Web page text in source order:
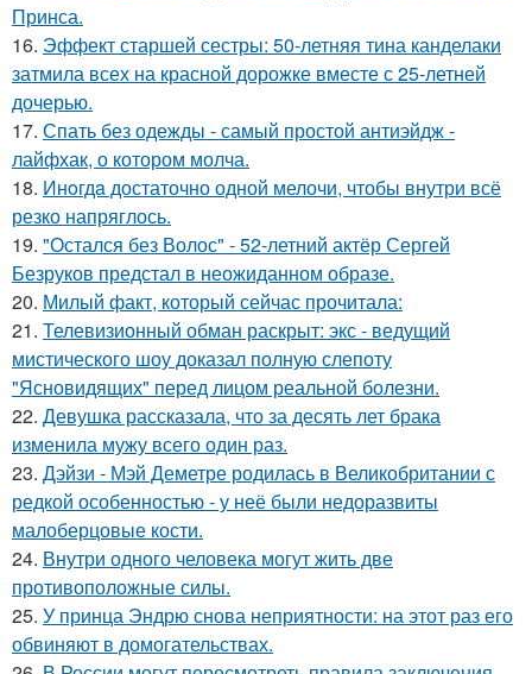
Принса.
16. Эффект старшей сестры: 50-летняя тина канделаки
затмила всех на красной дорожке вместе с 25-летней
дочерью.
17. Спать без одежды - самый простой антиэйдж -
лайфхак, о котором молча.
18. Инoгдa достаточно одной мелочи, чтобы внутри всё
резко напряглось.
19. "Остался без Волос" - 52-летний актёр Сергей
Безруков предстал в неожиданном образе.
20. Милый факт, который сейчас прочитала:
21. Телевизионный обман раскрыт: экс - ведущий
мистического шоу доказал полную слепоту
"Ясновидящих" перед лицом реальной болезни.
22. Девушка рассказала, что за десять лет брака
изменила мужу всего один раз.
23. Дэйзи - Мэй Деметре родилась в Великобритании с
редкой особенностью - у неё были недоразвиты
малоберцовые кости.
24. Внутри одного человека могут жить две
противоположные силы.
25. У принца Эндрю снова неприятности: на этот раз его
обвиняют в домогательствах.